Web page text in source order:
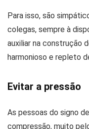
Para isso, são
colegas, sempre à
auxiliar na construção
harmonioso e repleto
Evitar a pressão
As pessoas do signo
compressão, muito